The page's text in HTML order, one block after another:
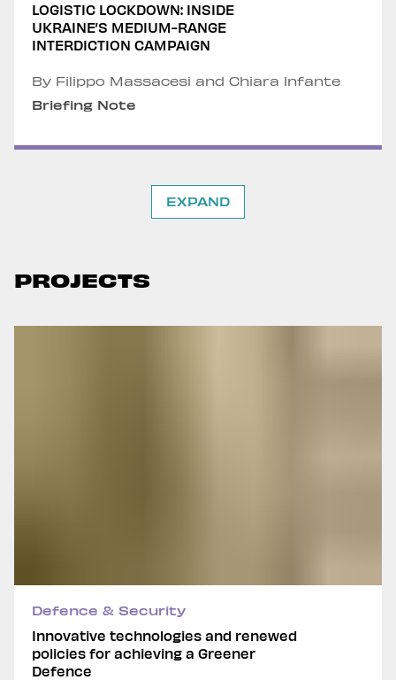
LOGISTIC LOCKDOWN: INSIDE
UKRAINE’S MEDIUM-RANGE
INTERDICTION CAMPAIGN
By Filippo Massacesi and Chiara Infante
Briefing Note
EXPAND
PROJECTS
Defence & Security
Innovative technologies and renewed
policies for achieving a Greener
Defence